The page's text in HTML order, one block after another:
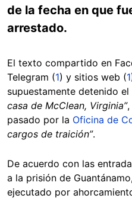
de la fecha en que
arrestado.
El texto compartido en
Telegram (1) y sitios web (1
supuestamente detenido
casa de McClean, Virginia”,
pasado por la Oficina de
cargos de traición”.
De acuerdo con las
a la prisión de
ejecutado por